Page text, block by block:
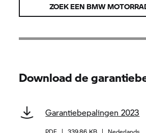
ZOEK EEN BMW
Download de
Garantiebepalingen 2023